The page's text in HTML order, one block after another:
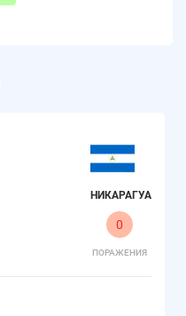
0
ПОРАЖЕНИЯ
НИКАРАГУА